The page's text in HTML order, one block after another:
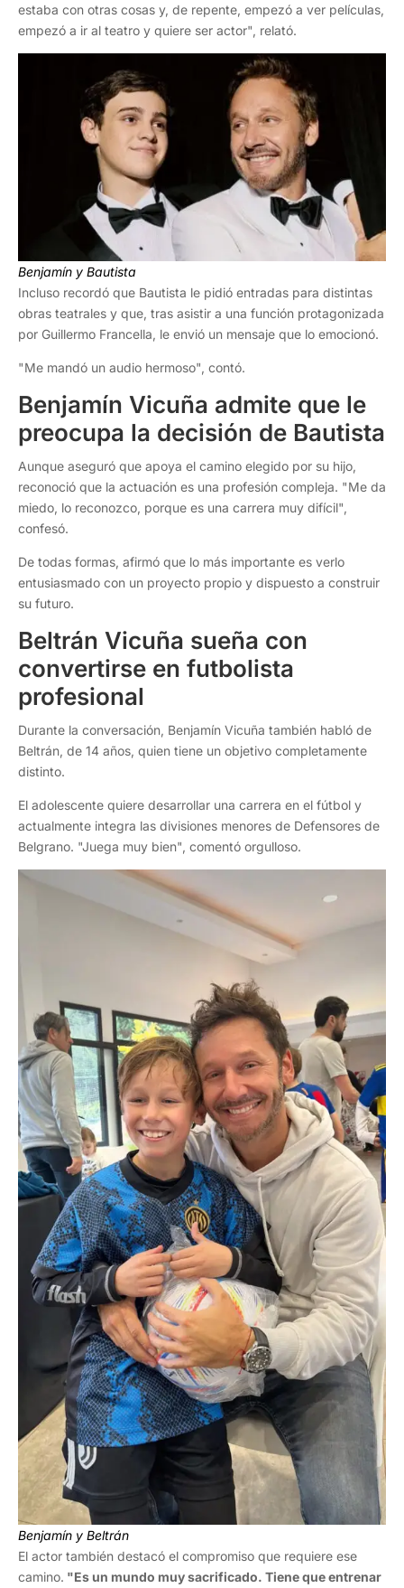
estaba con otras cosas y, de repente, empezó a ver películas,
empezó a ir al teatro y quiere ser actor", relató.
Benjamín y Bautista
Incluso recordó que Bautista le pidió entradas para distintas
obras teatrales y que, tras asistir a una función protagonizada
por Guillermo Francella, le envió un mensaje que lo emocionó.
"Me mandó un audio hermoso", contó.
Benjamín Vicuña admite que le
preocupa la decisión de Bautista
Aunque aseguró que apoya el camino elegido por su hijo,
reconoció que la actuación es una profesión compleja. "Me da
miedo, lo reconozco, porque es una carrera muy difícil",
confesó.
De todas formas, afirmó que lo más importante es verlo
entusiasmado con un proyecto propio y dispuesto a construir
su futuro.
Beltrán Vicuña sueña con
convertirse en futbolista
profesional
Durante la conversación, Benjamín Vicuña también habló de
Beltrán, de 14 años, quien tiene un objetivo completamente
distinto.
El adolescente quiere desarrollar una carrera en el fútbol y
actualmente integra las divisiones menores de Defensores de
Belgrano. "Juega muy bien", comentó orgulloso.
Benjamín y Beltrán
El actor también destacó el compromiso que requiere ese
camino. "Es un mundo muy sacrificado. Tiene que entrenar